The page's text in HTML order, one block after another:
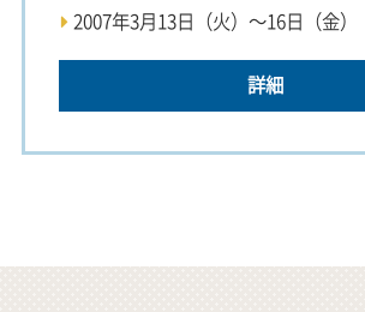
2007年3月13日（火）～16日（金）
詳細